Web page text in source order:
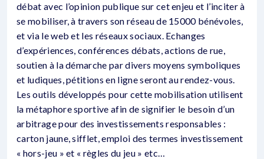
débat avec l’opinion publique sur cet enjeu et l’inciter à
se mobiliser, à travers son réseau de 15000 bénévoles,
et via le web et les réseaux sociaux. Echanges
d’expériences, conférences débats, actions de rue,
soutien à la démarche par divers moyens symboliques
et ludiques, pétitions en ligne seront au rendez-vous.
Les outils développés pour cette mobilisation utilisent
la métaphore sportive afin de signifier le besoin d’un
arbitrage pour des investissements responsables :
carton jaune, sifflet, emploi des termes investissement
« hors-jeu » et « règles du jeu » etc…